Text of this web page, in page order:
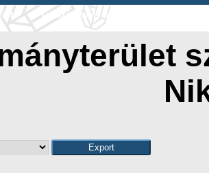
Tallózás nyelv szerint